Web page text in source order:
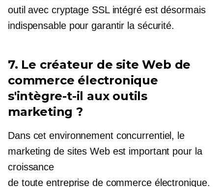
outil avec cryptage SSL intégré est désormais
indispensable pour garantir la sécurité.
7. Le créateur de site Web de
commerce électronique
s'intègre-t-il aux outils
marketing ?
Dans cet environnement concurrentiel, le
marketing de sites Web est important pour la
croissance
de toute entreprise de commerce électronique.